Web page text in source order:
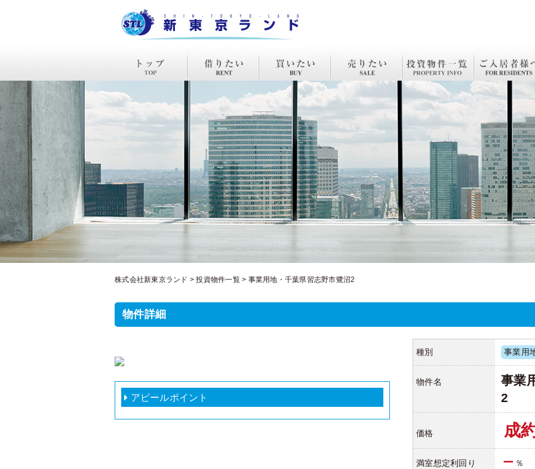
売却 投資物件一覧 リノベーション
株式会社新東京ランド >投資物件一覧> 事業用地・千葉県習志野市鷺沼2
物件詳細
アピールポイント
種別 事業用
物件名
事業
2
価格 成
満室想定利回り ー ％